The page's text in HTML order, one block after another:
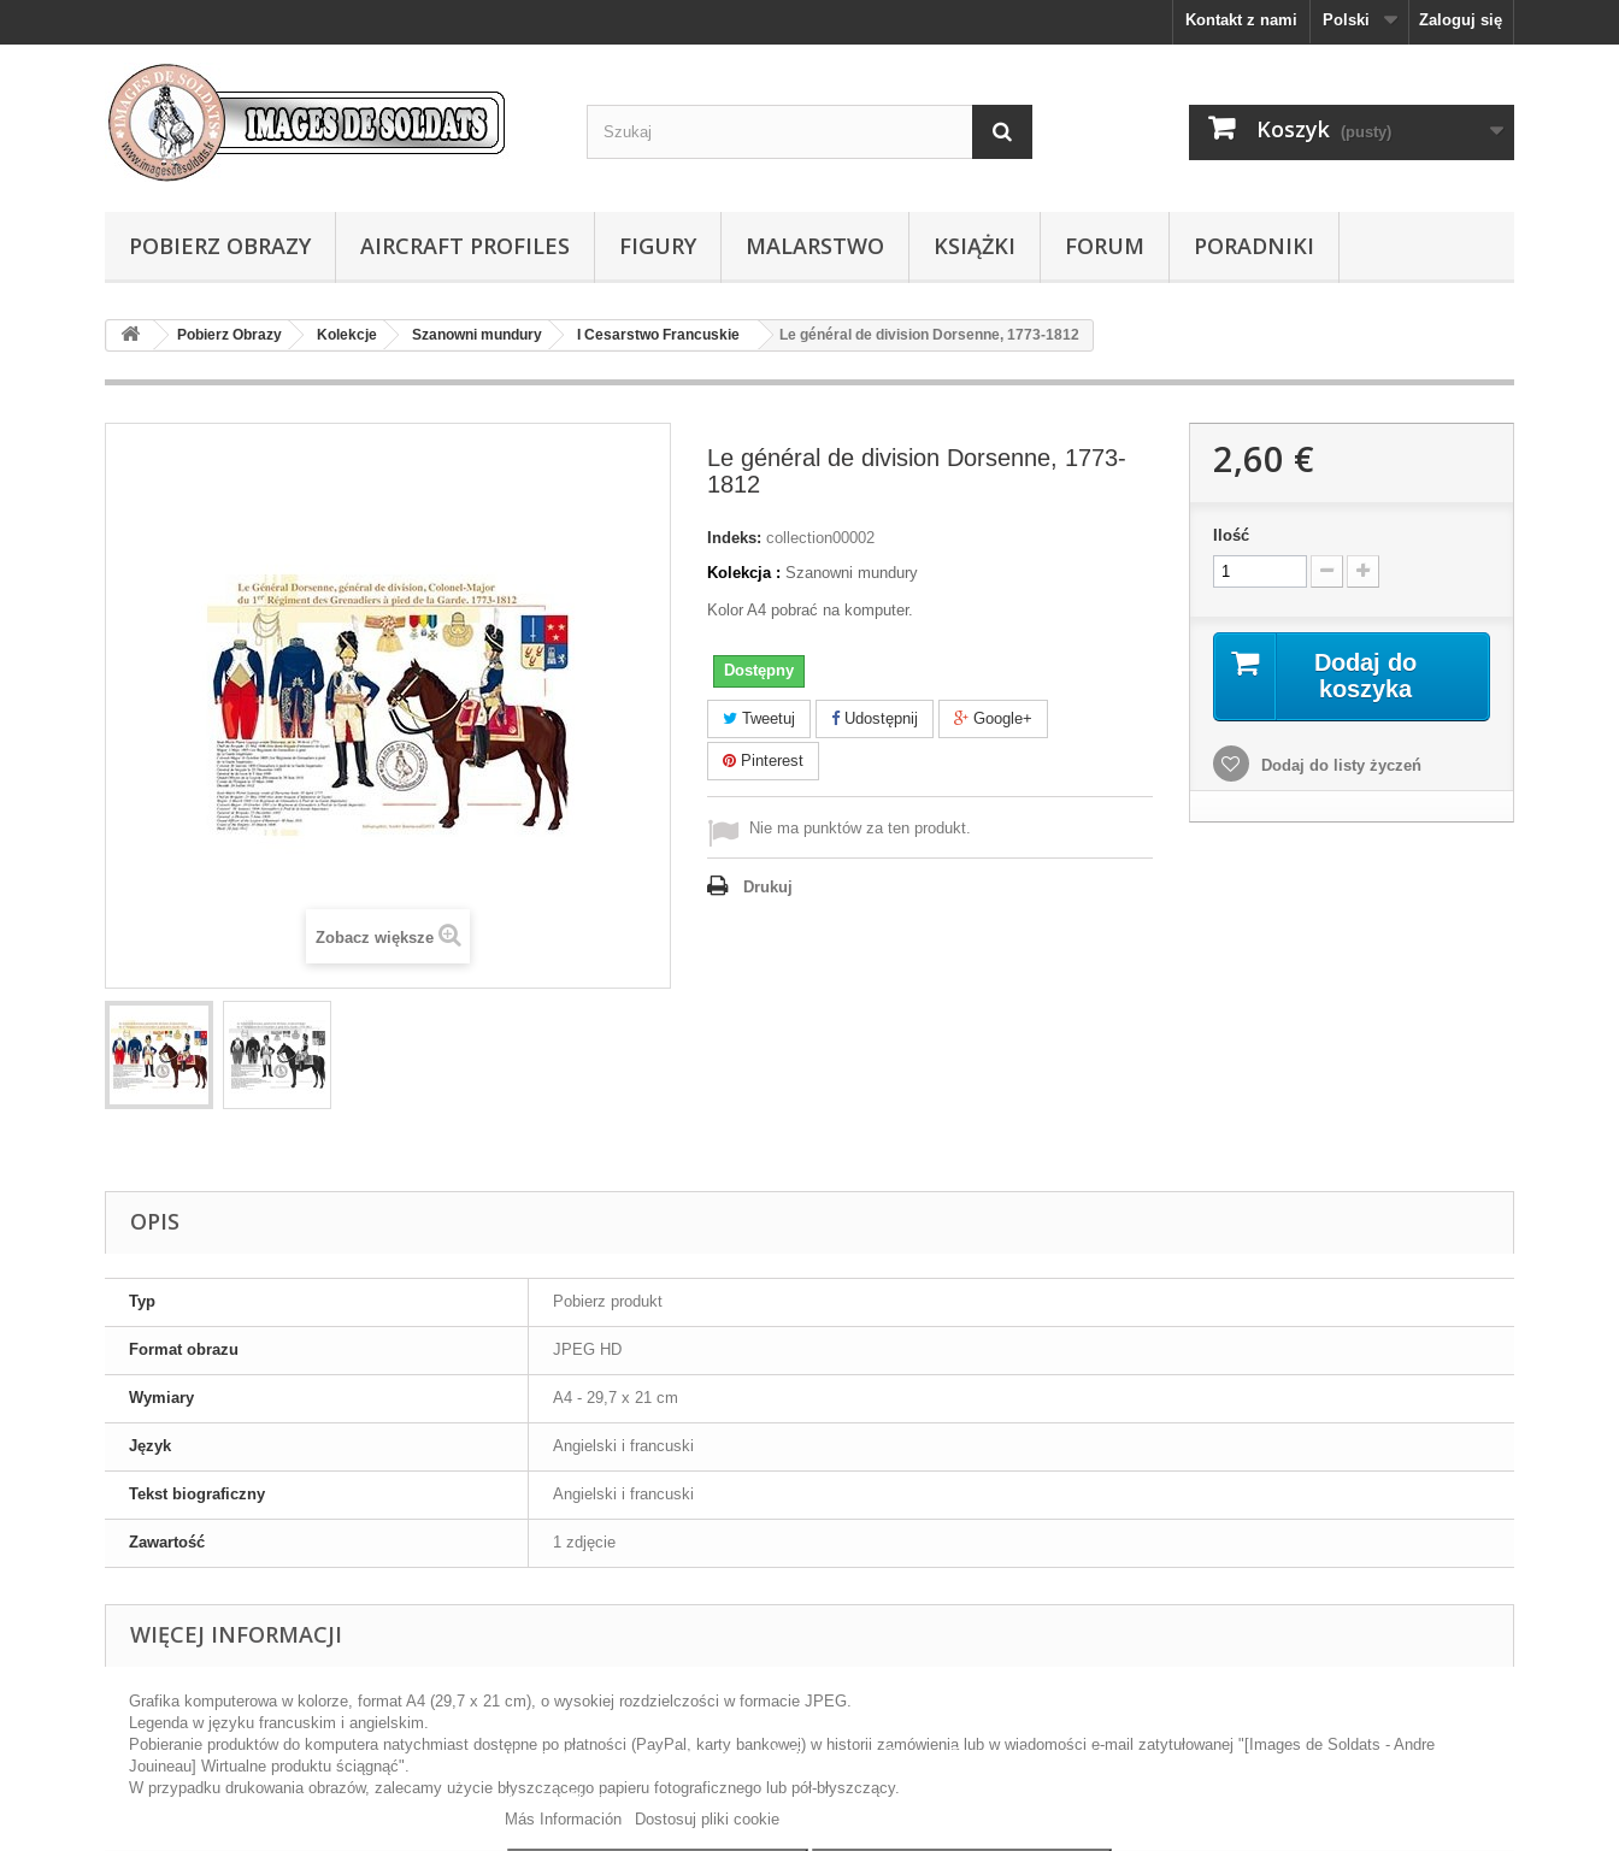
Zaloguj się
Polski
Kontakt z nami
Koszyk (pusty)
POBIERZ OBRAZY AIRCRAFT PROFILES FIGURY MALARSTWO KSIĄŻKI FORUM PORADNIKI
Pobierz Obrazy Kolekcje Szanowni mundury I Cesarstwo Francuskie Le général de division Dorsenne, 1773-1812
Zobacz większe
Le général de division Dorsenne, 1773-
1812
Indeks: collection00002
Kolekcja : Szanowni mundury
Kolor A4 pobrać na komputer.
Dostępny
Tweetuj Udostępnij Google+
Pinterest
Nie ma punktów za ten produkt.
Drukuj
2,60 €
Ilość
Dodaj do
koszyka
Dodaj do listy życzeń
OPIS
Typ Pobierz produkt
Format obrazu JPEG HD
Wymiary A4 - 29,7 x 21 cm
Język Angielski i francuski
Tekst biograficzny Angielski i francuski
Zawartość 1 zdjęcie
WIĘCEJ INFORMACJI
Grafika komputerowa w kolorze, format A4 (29,7 x 21 cm), o wysokiej rozdzielczości w formacie JPEG.
Legenda w języku francuskim i angielskim.
Pobieranie produktów do komputera natychmiast dostępne po płatności (PayPal, karty bankowej) w historii zamówienia lub w wiadomości e-mail zatytułowanej "[Images de Soldats - Andre
Jouineau] Wirtualne produktu ściągnąć".
W przypadku drukowania obrazów, zalecamy użycie błyszczącego papieru fotograficznego lub pół-błyszczący.
ulepszenia naszych us?ug i pokazywa? Ci reklamy zwi?zane z Twoimi preferencjami,
przycisk Akceptuj.
Más Información
Dostosuj pliki cookie